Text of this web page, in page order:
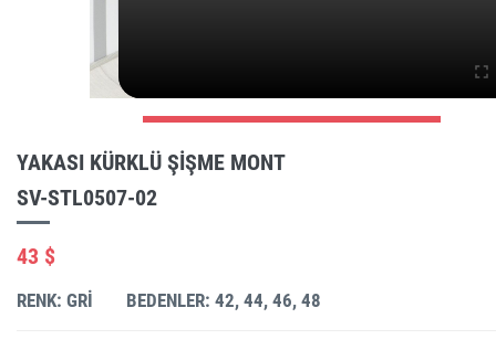
YAKASI KÜRKLÜ ŞIŞME MONT
SV-STL0507-02
43 $
RENK: GRI BEDENLER: 42, 44, 46, 48